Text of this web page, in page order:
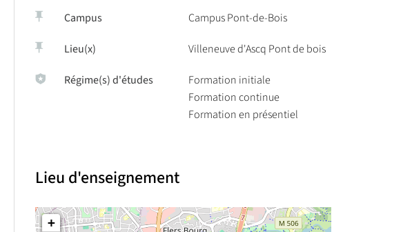
Campus Campus Pont-de-Bois
Lieu(x) Villeneuve d'Ascq Pont de bois
Régime(s) d'études
Formation initiale
Formation continue
Formation en présentiel
Lieu d'enseignement
+